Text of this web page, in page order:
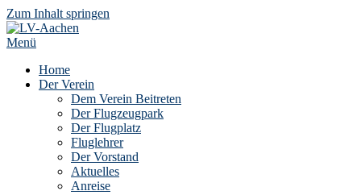
Zum Inhalt springen
Menü
Home
Der Verein
Dem Verein Beitreten
Der Flugzeugpark
Der Flugplatz
Fluglehrer
Der Vorstand
Aktuelles
Anreise